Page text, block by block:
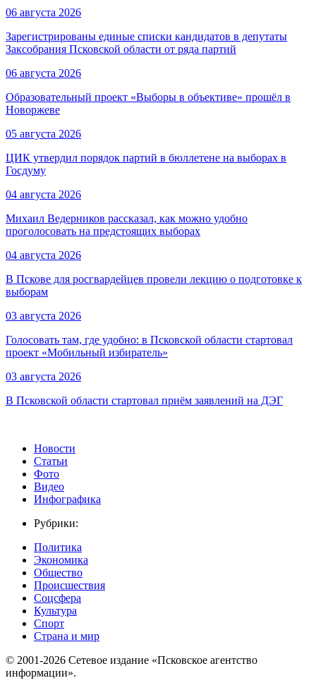
06 августа 2026
Зарегистрированы единые списки кандидатов в депутаты
Заксобрания Псковской области от ряда партий
06 августа 2026
Образовательный проект «Выборы в объективе» прошёл в
Новоржеве
05 августа 2026
ЦИК утвердил порядок партий в бюллетене на выборах в
Госдуму
04 августа 2026
Михаил Ведерников рассказал, как можно удобно
проголосовать на предстоящих выборах
04 августа 2026
В Пскове для росгвардейцев провели лекцию о подготовке к
выборам
03 августа 2026
Голосовать там, где удобно: в Псковской области стартовал
проект «Мобильный избиратель»
03 августа 2026
В Псковской области стартовал приём заявлений на ДЭГ
Новости
Статьи
Фото
Видео
Инфографика
Рубрики:
Политика
Экономика
Общество
Происшествия
Соцсфера
Культура
Спорт
Страна и мир
© 2001-2026 Сетевое издание «Псковское агентство
информации».